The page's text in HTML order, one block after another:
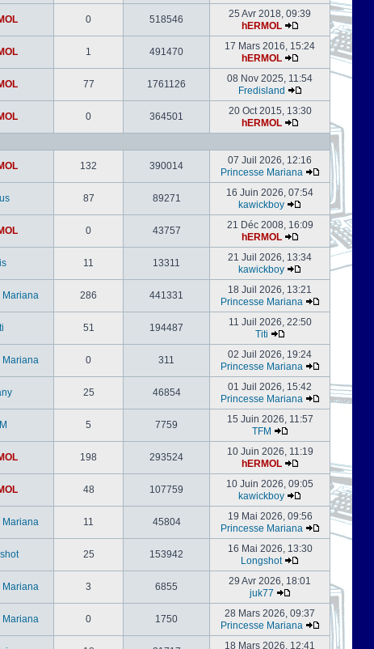
0 518546
25 Avr 2018, 09:39
hERMOL
1 491470
17 Mars 2016, 15:24
hERMOL
77 1761126
08 Nov 2025, 11:54
Fredisland
0 364501
20 Oct 2015, 13:30
hERMOL
132 390014
07 Juil 2026, 12:16
Princesse Mariana
87 89271
16 Juin 2026, 07:54
kawickboy
0 43757
21 Déc 2008, 16:09
hERMOL
11 13311
21 Juil 2026, 13:34
kawickboy
Mariana 286 441331
18 Juil 2026, 13:21
Princesse Mariana
51 194487
11 Juil 2026, 22:50
Titi
Mariana 0 311
02 Juil 2026, 19:24
Princesse Mariana
25 46854
01 Juil 2026, 15:42
Princesse Mariana
5 7759
15 Juin 2026, 11:57
TFM
198 293524
10 Juin 2026, 11:19
hERMOL
48 107759
10 Juin 2026, 09:05
kawickboy
Mariana 11 45804
19 Mai 2026, 09:56
Princesse Mariana
25 153942
16 Mai 2026, 13:30
Longshot
Mariana 3 6855
29 Avr 2026, 18:01
juk77
Mariana 0 1750
28 Mars 2026, 09:37
Princesse Mariana
18 Mars 2026, 12:41